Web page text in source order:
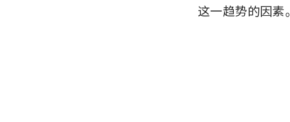
这一趋势的因素。